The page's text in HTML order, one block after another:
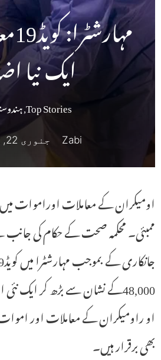
ایک نیا
Top Stories
,
Zabi جنوری 22, 2022
اومیکران کے معاملات اوراموات
ممبئی۔ محکمہ صحت کے حکام کی
48,000کے نشان سے بڑھ کر ایک
او راومیکران کے معاملات اور
بھی برقرار ہیں۔